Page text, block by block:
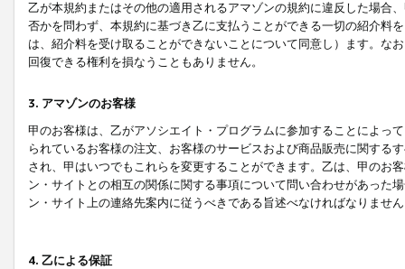
乙が本規約またはその他の適用されるアマゾンの規約に違反した場合
否かを問わず、本規約に基づき乙に支払うことができる一切の紹介料
は、紹介料を受け取ることができないことについて同意し）ます。な
回復できる権利を損なうこともありません。
3. アマゾンのお客様
甲のお客様は、乙がアソシエイト・プログラムに参加することによっ
られているお客様の注文、お客様のサービスおよび商品販売に関する
され、甲はいつでもこれらを変更することができます。乙は、甲のお
ン・サイトとの相互の関係に関する事項について問い合わせがあった
ン・サイト上の連絡先案内に従うべきである旨述べなければなりませ
4. 乙による保証